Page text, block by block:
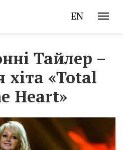
EN
Тайлер –
хіта «Total
Heart»